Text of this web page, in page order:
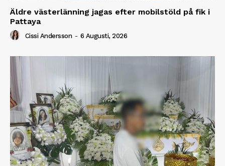
Äldre västerlänning jagas efter mobilstöld på fik i
Pattaya
Cissi Andersson - 6 Augusti, 2026